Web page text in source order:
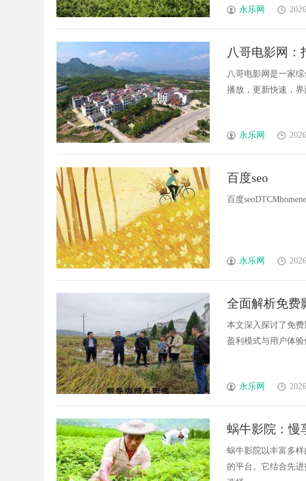
永乐网
八哥电影网：
八哥电影网是一家
播放，更新快速，
永乐网
百度seo
百度
永乐网
全面解析免费
本文深入探讨了免
盈利模式与用户体
永乐网
蜗牛影院：慢
蜗牛影院以丰富多
的平台。它结合先